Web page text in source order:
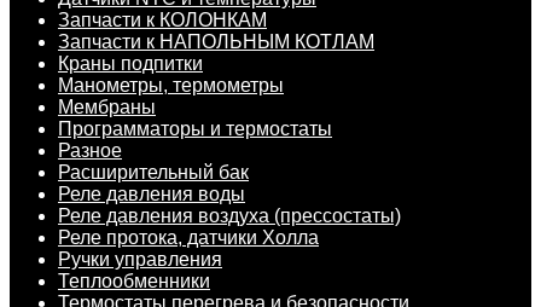
Запчасти к КОЛОНКАМ
Запчасти к НАПОЛЬНЫМ КОТЛАМ
Краны подпитки
Манометры, термометры
Мембраны
Программаторы и термостаты
Разное
Расширительный бак
Реле давления воды
Реле давления воздуха (прессостаты)
Реле протока, датчики Холла
Ручки управления
Теплообменники
Термостаты перегрева и безопасности